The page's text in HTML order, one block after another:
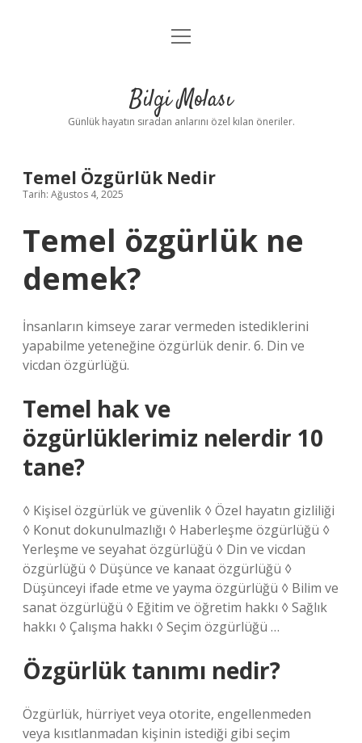
Anasayfa
Yasal Uyarı
menüyü
Bilgi Molası
Günlük hayatın sıradan anlarını özel kılan öneriler.
Temel Özgürlük Nedir
Tarih: Ağustos 4, 2025
Temel özgürlük ne
demek?
İnsanların kimseye zarar vermeden istediklerini
yapabilme yeteneğine özgürlük denir. 6. Din ve
vicdan özgürlüğü.
Temel hak ve
özgürlüklerimiz nelerdir 10
tane?
◊ Kişisel özgürlük ve güvenlik ◊ Özel hayatın gizliliği
◊ Konut dokunulmazlığı ◊ Haberleşme özgürlüğü ◊
Yerleşme ve seyahat özgürlüğü ◊ Din ve vicdan
özgürlüğü ◊ Düşünce ve kanaat özgürlüğü ◊
Düşünceyi ifade etme ve yayma özgürlüğü ◊ Bilim ve
sanat özgürlüğü ◊ Eğitim ve öğretim hakkı ◊ Sağlık
hakkı ◊ Çalışma hakkı ◊ Seçim özgürlüğü …
Özgürlük tanımı nedir?
Özgürlük, hürriyet veya otorite, engellenmeden
veya kısıtlanmadan kişinin istediği gibi seçim